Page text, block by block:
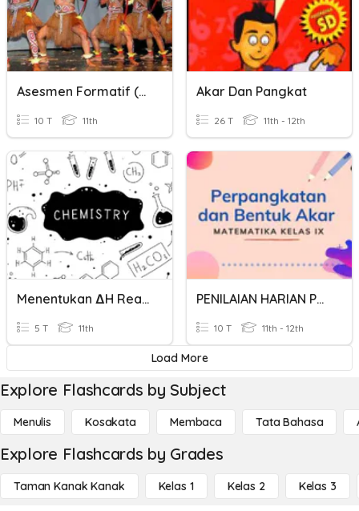
Asesmen Formatif (Makna Dan Simbol Tari)
10 T 11th
Akar Dan Pangkat
26 T 11th - 12th
Menentukan ∆H Reaksi Menggunakan Hukum Hess Dan Energi Ikatan
5 T 11th
PENILAIAN HARIAN PERPANGKATAN DAN BENTUK AKAR
10 T 11th - 12th
Load More
Explore Flashcards by Subject
Menulis Kosakata Membaca Tata Bahasa
Explore Flashcards by Grades
Taman Kanak Kanak Kelas 1 Kelas 2 Kelas 3